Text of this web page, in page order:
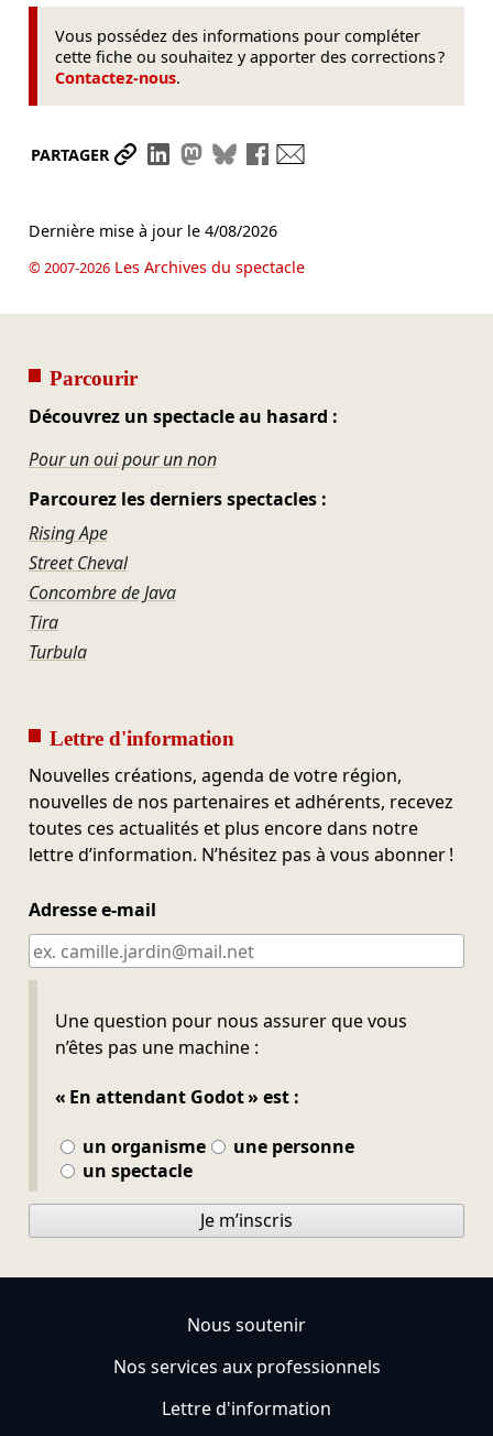
Vous possédez des informations pour compléter
cette fiche ou souhaitez y apporter des corrections ?
Contactez-nous.
PARTAGER Partager le lien
Partager sur LinkedIn
Partager sur Mastodon
Partager sur Bluesky
Partager sur Facebook
Dernière mise à jour le 4/08/2026
© 2007-2026Les Archives du spectacle
Parcourir
Découvrez un spectacle au hasard :
Pour un oui pour un non
Parcourez les derniers spectacles :
Rising Ape
Street Cheval
Concombre de Java
Tira
Turbula
Lettre d'information
Nouvelles créations, agenda de votre région,
nouvelles de nos partenaires et adhérents, recevez
toutes ces actualités et plus encore dans notre
lettre d’information. N’hésitez pas à vous abonner !
Adresse e-mail
Une question pour nous assurer que vous
n’êtes pas une machine :
« En attendant Godot » est :
un organisme
une personne
un spectacle
Ne pas remplir
Je m’inscris
Nous soutenir
Nos services aux professionnels
Lettre d'information